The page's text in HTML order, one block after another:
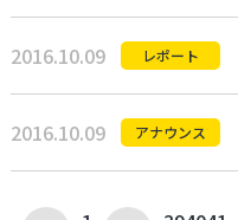
2016.10.09 レポート
2016.10.09 アナウンス